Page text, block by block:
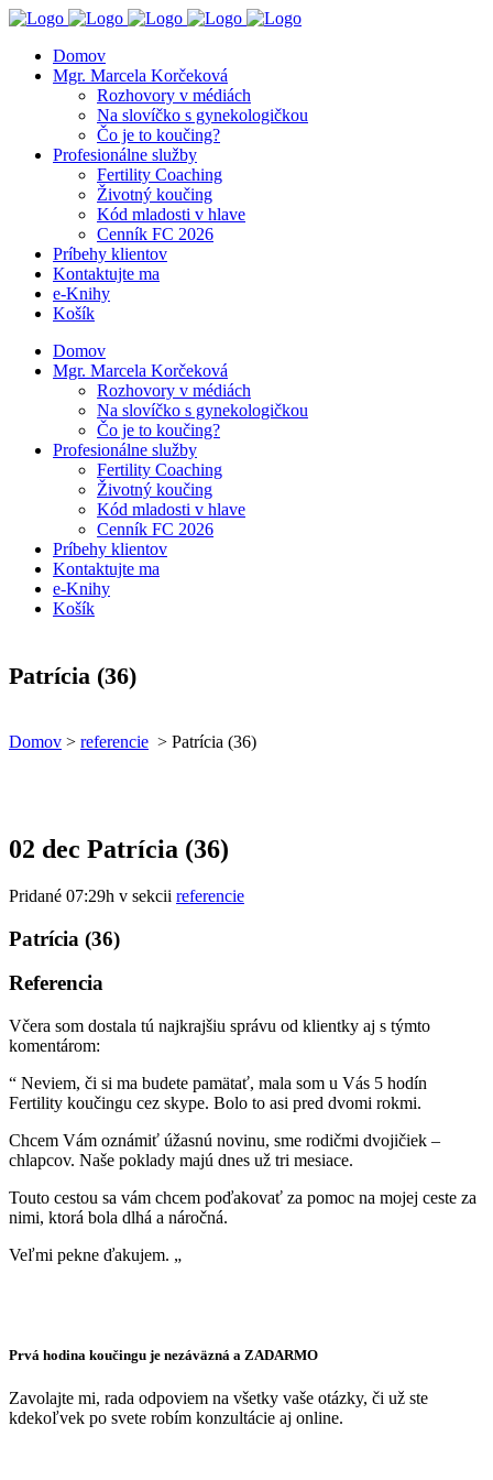
Domov
Mgr. Marcela Korčeková
Rozhovory v médiách
Na slovíčko s gynekologičkou
Čo je to koučing?
Profesionálne služby
Fertility Coaching
Životný koučing
Kód mladosti v hlave
Cenník FC 2026
Príbehy klientov
Kontaktujte ma
e-Knihy
Košík
Domov
Mgr. Marcela Korčeková
Rozhovory v médiách
Na slovíčko s gynekologičkou
Čo je to koučing?
Profesionálne služby
Fertility Coaching
Životný koučing
Kód mladosti v hlave
Cenník FC 2026
Príbehy klientov
Kontaktujte ma
e-Knihy
Košík
Patrícia (36)
Domov > referencie > Patrícia (36)
02 dec Patrícia (36)
Pridané 07:29h v sekcii referencie
Patrícia (36)
Referencia
Včera som dostala tú najkrajšiu správu od klientky aj s týmto
komentárom:
“ Neviem, či si ma budete pamätať, mala som u Vás 5 hodín
Fertility koučingu cez skype. Bolo to asi pred dvomi rokmi.
Chcem Vám oznámiť úžasnú novinu, sme rodičmi dvojičiek –
chlapcov. Naše poklady majú dnes už tri mesiace.
Touto cestou sa vám chcem poďakovať za pomoc na mojej ceste za
nimi, ktorá bola dlhá a náročná.
Veľmi pekne ďakujem. „
Prvá hodina koučingu je nezáväzná a ZADARMO
Zavolajte mi, rada odpoviem na všetky vaše otázky, či už ste
kdekoľvek po svete robím konzultácie aj online.